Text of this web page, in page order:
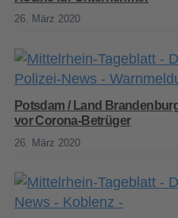
26. März 2020
Potsdam / Land
vor Corona-Betrüger
26. März 2020